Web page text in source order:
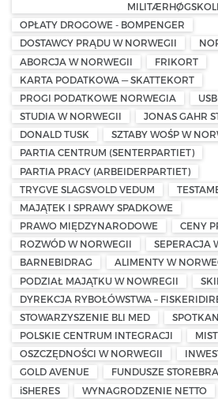
OPŁATY DROGOWE - BOMPENGER
DOSTAWCY PRĄDU W NORWEGII
ABORCJA W NORWEGII
FRIKORT
KARTA PODATKOWA — SKATTEKORT
PROGI PODATKOWE NORWEGIA
STUDIA W NORWEGII
JONAS GAHR
DONALD TUSK
SZTABY WOŚP W
PARTIA CENTRUM (SENTERPARTIET)
PARTIA PRACY (ARBEIDERPARTIET)
TRYGVE SLAGSVOLD VEDUM
MAJĄTEK I SPRAWY SPADKOWE
PRAWO MIĘDZYNARODOWE
CENY
ROZWÓD W NORWEGII
SEPERACJA
BARNEBIDRAG
ALIMENTY W
PODZIAŁ MAJĄTKU W NOWREGII
DYREKCJA RYBOŁÓWSTWA –
STOWARZYSZENIE BLI MED
POLSKIE CENTRUM INTEGRACJI
OSZCZĘDNOŚCI W NORWEGII
GOLD AVENUE
FUNDUSZE
iSHERES
WYNAGRODZENIE NETTO